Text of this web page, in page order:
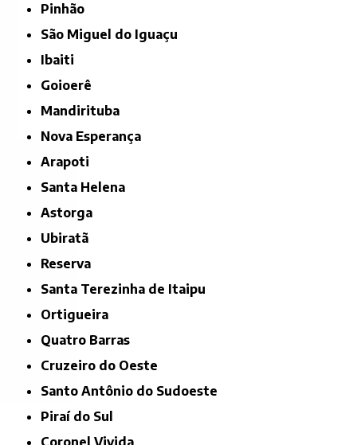
Pinhão
São Miguel do Iguaçu
Ibaiti
Goioerê
Mandirituba
Nova Esperança
Arapoti
Santa Helena
Astorga
Ubiratã
Reserva
Santa Terezinha de Itaipu
Ortigueira
Quatro Barras
Cruzeiro do Oeste
Santo Antônio do Sudoeste
Piraí do Sul